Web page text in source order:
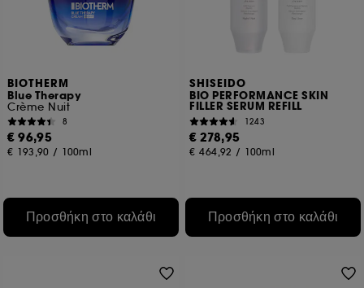
BIOTHERM
Blue Therapy
Crème Nuit
8
€ 96,95
€ 193,90 / 100ml
Προσθήκη στο καλάθι
SHISEIDO
BIO PERFORMANCE SKIN
FILLER SERUM REFILL
1243
€ 278,95
€ 464,92 / 100ml
Προσθήκη στο καλάθι